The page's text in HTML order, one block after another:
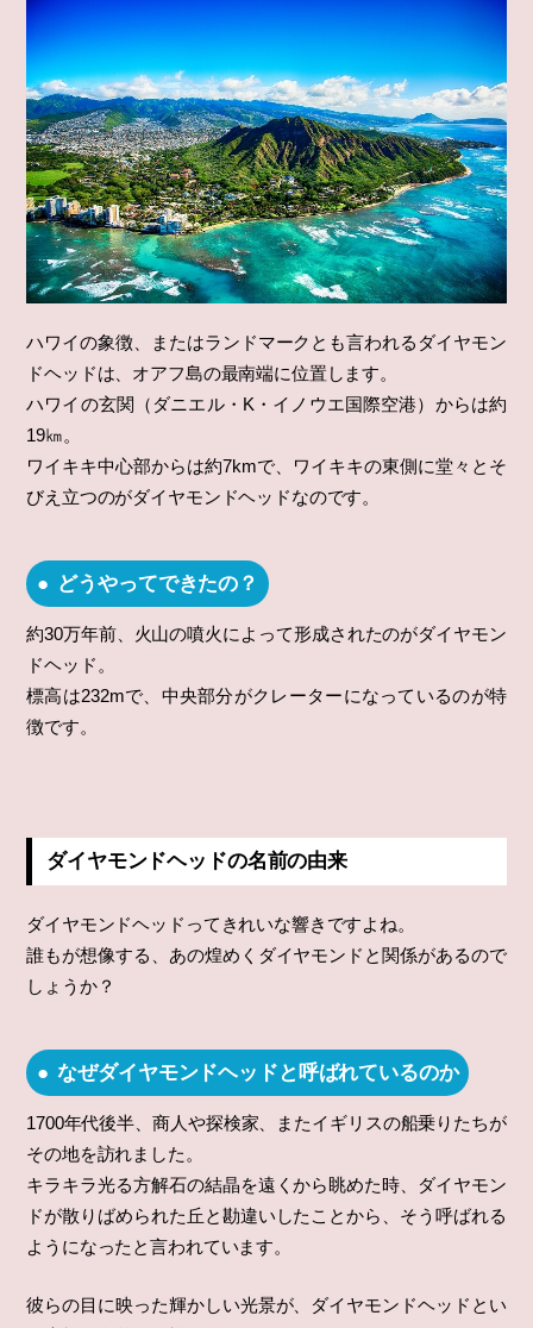
ハワイの象徴、またはランドマークとも言われるダイヤモン
ドヘッドは、オアフ島の最南端に位置します。
ハワイの玄関（ダニエル・K・イノウエ国際空港）からは約
19㎞。
ワイキキ中心部からは約7kmで、ワイキキの東側に堂々とそ
びえ立つのがダイヤモンドヘッドなのです。
どうやってできたの？
約30万年前、火山の噴火によって形成されたのがダイヤモン
ドヘッド。
標高は232mで、中央部分がクレーターになっているのが特
徴です。
ダイヤモンドヘッドの名前の由来
ダイヤモンドヘッドってきれいな響きですよね。
誰もが想像する、あの煌めくダイヤモンドと関係があるので
しょうか？
なぜダイヤモンドヘッドと呼ばれているのか
1700年代後半、商人や探検家、またイギリスの船乗りたちが
その地を訪れました。
キラキラ光る方解石の結晶を遠くから眺めた時、ダイヤモン
ドが散りばめられた丘と勘違いしたことから、そう呼ばれる
ようになったと言われています。
彼らの目に映った輝かしい光景が、ダイヤモンドヘッドとい